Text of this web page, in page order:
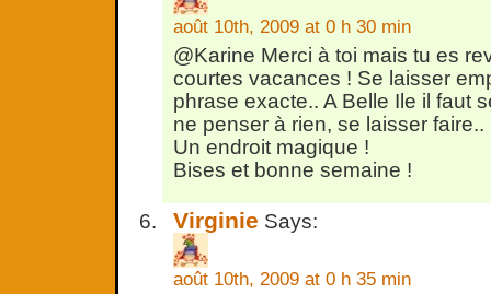
août 10th, 2009 at 0 h 30 min
@Karine Merci à toi mais tu es
courtes vacances ! Se laisser
phrase exacte.. A Belle Ile il faut
ne penser à rien, se laisser faire..
Un endroit magique !
Bises et bonne semaine !
Virginie Says:
août 10th, 2009 at 0 h 35 min